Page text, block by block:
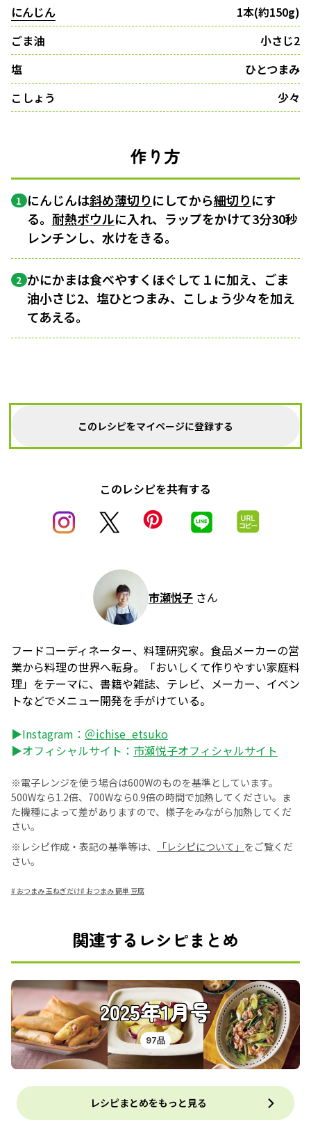
にんじん
1本(約150g)
ごま油
小さじ2
塩
ひとつまみ
こしょう
少々
作り方
1 にんじんは斜め薄切りにしてから細切りにす
る。 耐熱ボウルに入れ、ラップをかけて3分30秒
レンチンし、水けをきる。
2 かにかまは食べやすくほぐして１に加え、ごま
油小さじ2、塩ひとつまみ、こしょう少々を加え
てあえる。
このレシピをマイページに登録する
このレシピを共有する
市瀬悦子 さん
フードコーディネーター、料理研究家。食品メーカーの営
業から料理の世界へ転身。「おいしくて作りやすい家庭料
理」をテーマに、書籍や雑誌、テレビ、メーカー、イベン
トなどでメニュー開発を手がけている。
▶Instagram： ＠ichise_etsuko
▶オフィシャルサイト： 市瀬悦子オフィシャルサイト
※電子レンジを使う場合は600Wのものを基準としています。
500Wなら1.2倍、700Wなら0.9倍の時間で加熱してください。ま
た機種によって差がありますので、様子をみながら加熱してくだ
さい。
※レシピ作成・表記の基準等は、
「レシピについて」 をご覧くだ
さい。
# おつまみ 玉ねぎだけ# おつまみ 簡単 豆腐
関連するレシピまとめ
2025年1月号
97品
レシピまとめをもっと見る